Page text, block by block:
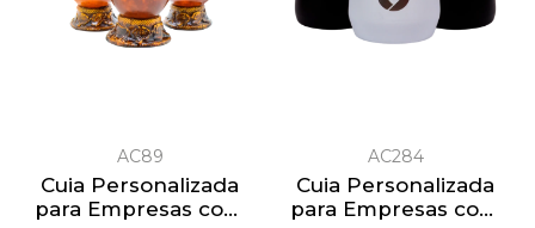
AC89
Cuia Personalizada
para Empresas com
AC284
Cuia Personalizada
para Empresas com